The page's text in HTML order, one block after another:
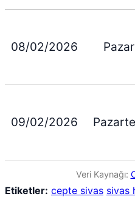
08/02/2026 Pazar
09/02/2026
Veri Kaynağı:
Etiketler: cepte sivas sivas